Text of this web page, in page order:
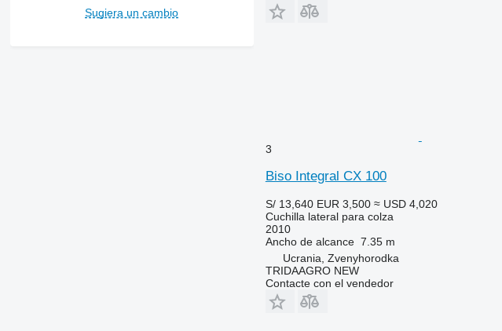
Sugiera un cambio
3
Biso Integral CX 100
S/ 13,640 EUR 3,500 ≈ USD 4,020
Cuchilla lateral para colza
2010
Ancho de alcance 7.35 m
Ucrania, Zvenyhorodka
TRIDAAGRO NEW
Contacte con el vendedor